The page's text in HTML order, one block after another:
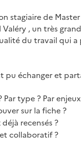
stagiaire de
, un très
du travail qui a
pu échanger et
type ? Par enjeux
sur la fiche ?
recensés ?
collaboratif ?